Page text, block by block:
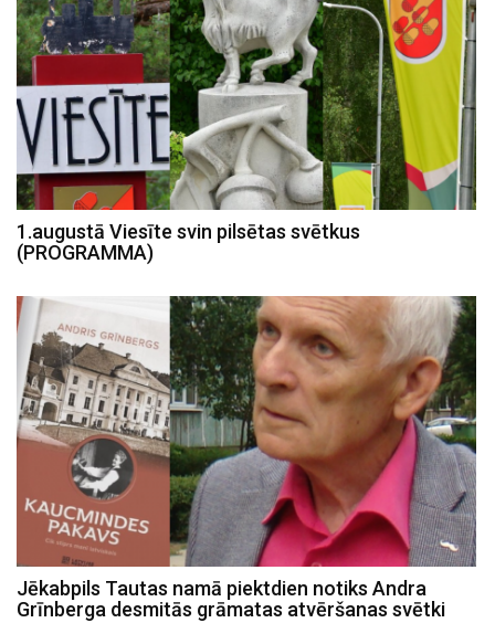
1.augustā Viesīte svin pilsētas svētkus
(PROGRAMMA)
Jēkabpils Tautas namā piektdien notiks Andra
Grīnberga desmitās grāmatas atvēršanas svētki